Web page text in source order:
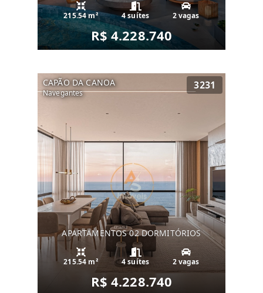
215.54 m² 4 suítes 2 vagas
R$ 4.228.740
CAPÃO DA CANOA
Navegantes
3231
APARTAMENTOS 02 DORMITÓRIOS
215.54 m² 4 suítes 2 vagas
R$ 4.228.740